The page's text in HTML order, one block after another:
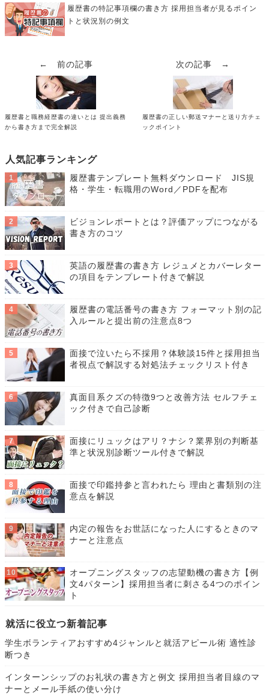
履歴書の特記事項欄の書き方 採用担当者が見るポイン
トと状況別の例文
← 前の記事
履歴書と職務経歴書の違いとは 提出義務
から書き方まで完全解説
次の記事 →
履歴書の正しい郵送マナーと送り方チェ
ックポイント
人気記事ランキング
履歴書テンプレート無料ダウンロード JIS規
格・学生・転職用のWord／PDFを配布
ビジョンレポートとは？評価アップにつながる
書き方のコツ
英語の履歴書の書き方 レジュメとカバーレター
の項目をテンプレート付きで解説
履歴書の電話番号の書き方 フォーマット別の記
入ルールと提出前の注意点8つ
面接で泣いたら不採用？体験談15件と採用担当
者視点で解説する対処法チェックリスト付き
真面目系クズの特徴9つと改善方法 セルフチェ
ック付きで自己診断
面接にリュックはアリ？ナシ？業界別の判断基
準と状況別診断ツール付きで解説
面接で印鑑持参と言われたら 理由と書類別の注
意点を解説
内定の報告をお世話になった人にするときのマ
ナーと注意点
オープニングスタッフの志望動機の書き方【例
文4パターン】採用担当者に刺さる4つのポイン
ト
就活に役立つ新着記事
学生ボランティアおすすめ4ジャンルと就活アピール術 適性診
断つき
インターンシップのお礼状の書き方と例文 採用担当者目線のマ
ナーとメール手紙の使い分け